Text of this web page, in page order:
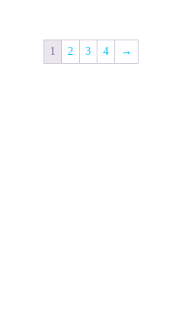
1 2 3 4 →